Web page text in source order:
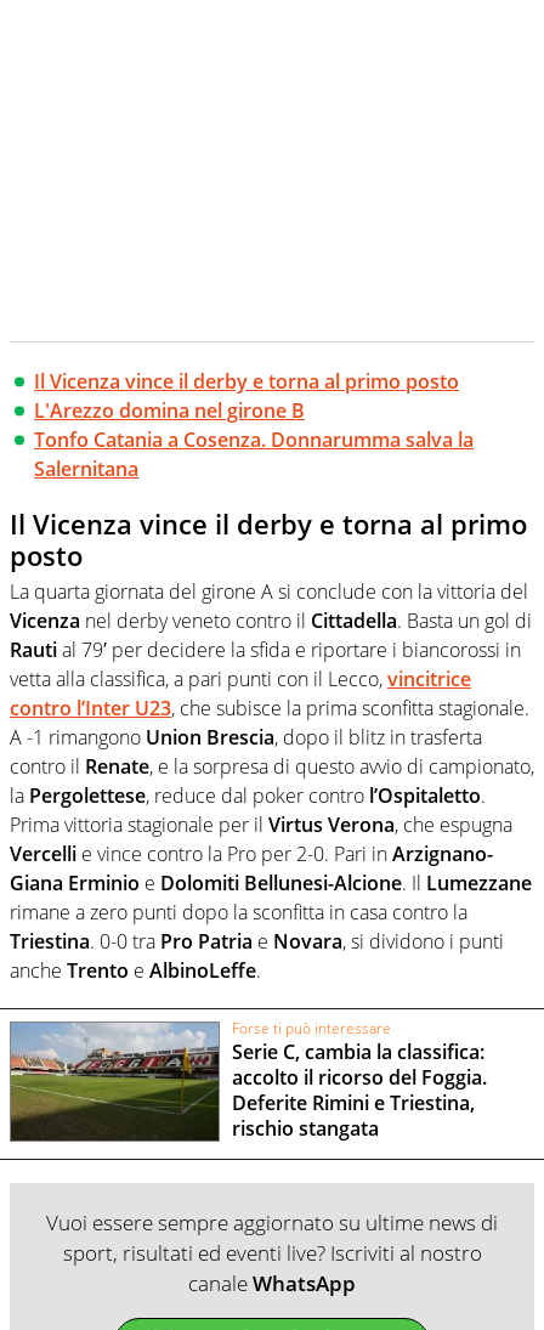
Il Vicenza vince il derby e torna al primo posto
L'Arezzo domina nel girone B
Tonfo Catania a Cosenza. Donnarumma salva la
Salernitana
Il Vicenza vince il derby e torna al primo
posto
La quarta giornata del girone A si conclude con la vittoria del
Vicenza nel derby veneto contro il Cittadella. Basta un gol di
Rautial 79′ per decidere la sfida e riportare i biancorossi in
vetta alla classifica, a pari punti con il Lecco,vincitrice
contro l’Inter U23, che subisce la prima sconfitta stagionale.
A -1 rimangono Union Brescia, dopo il blitz in trasferta
contro il Renate, e la sorpresa di questo avvio di campionato,
la Pergolettese, reduce dal poker contro l’Ospitaletto.
Prima vittoria stagionale per il Virtus Verona, che espugna
Vercelli e vince contro la Pro per 2-0. Pari inArzignano-
Giana Erminio e Dolomiti Bellunesi-Alcione. Il Lumezzane
rimane a zero punti dopo la sconfitta in casa contro la
Triestina. 0-0 tra Pro Patria e Novara, si dividono i punti
anche Trento e AlbinoLeffe.
Forse ti può interessare
Serie C, cambia la classifica:
accolto il ricorso del Foggia.
Deferite Rimini e Triestina,
rischio stangata
Vuoi essere sempre aggiornato su ultime news di
sport, risultati ed eventi live? Iscriviti al nostro
canaleWhatsApp